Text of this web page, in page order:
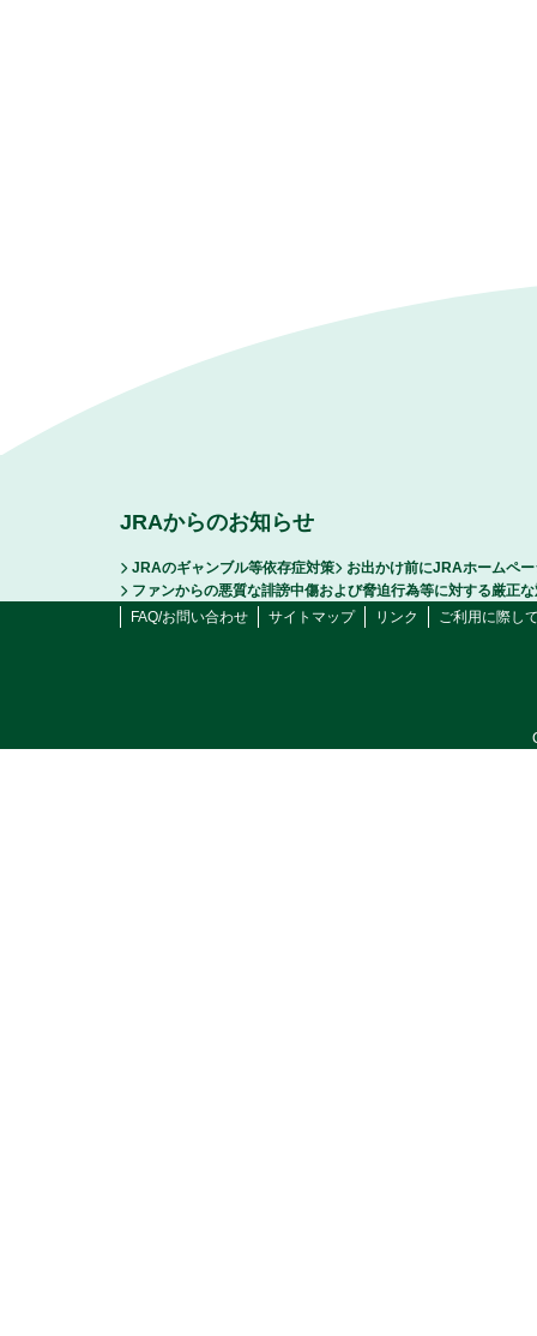
JRAからのお知らせ
JRAのギャンブル等依存症対策
お出かけ前にJRAホームペ
ファンからの悪質な誹謗中傷および脅迫行為等に対する厳正
FAQ/お問い合わせ
サイトマップ リンク ご利用に際し